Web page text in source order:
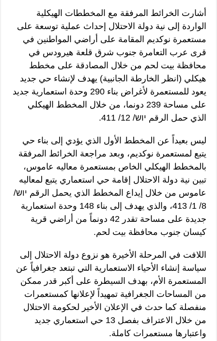
أشارت الخرائط المرفقة مع المخططات الهيكلية
الواردة إلى نية دولة الاحتلال إحداث عملية توسعة على
مستعمرة نوكديم المقامة على أراضي المواطنين في
قرى عرب التعامرة جنوب شرق قلعة هيرودس في
محافظة بيت لحم من خلال المصادقة على مخطط
هيكلي (انظر الخارطة الجانبية) يهدف لإنشاء حي جديد
يعود للمستعمرة لأغراض بناء 290 وحدة استعمارية جديد
على مساحة 239 دونما، من خلال المخطط الهيكلي
الذي حمل الرقم יוש/ 12/ 411.
ليس بعيداً عن المخطط الأول الذي يؤدي إلى بناء حي
يتبع لمستعمرة نوكديم، وبعد مراجعة الخرائط المرفقة
بالمخطط الهيكلي الخاص بمستعمرة معاليه عاموس،
تبين نية دولة الاحتلال إقامة حي استعماري يتبع لمعاليه
عاموس من خلال إيداع المخطط الذي يحمل الرقم יוש/
8/ 1/ 413، والذي يهدف إلى بناء 148 وحدة استعمارية
جديدة على مساحة تقدر 42 دونماً من أراضي قرية
كيسان جنوب محافظة بيت لحم.
اللافت في المرحلة الأخيرة هو نزوع دولة الاحتلال إلى
سياسة إنشاء الأحياء الاستعمارية التي تبتعد جغرافياً عن
المستعمرة الأم، بهدف السيطرة على أكبر قدر ممكن
من المساحات الجغرافية تمهيداً لإعلانها كمستعمرات
منفصلة كما حدث في الإعلان الأخير لحكومة الاحتلال
من خلال الاعتراف بفصل 13 حي استعماري جديد
واعتبارها مستعمرات كاملة.